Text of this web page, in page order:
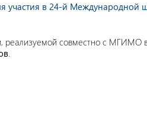
участия в 24-й Международной
реализуемой совместно с МГИМО
.